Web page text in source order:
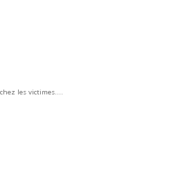
les victimes....